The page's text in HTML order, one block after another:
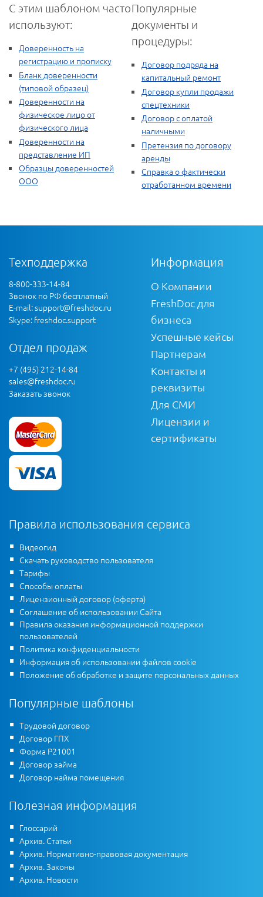
С этим шаблоном часто
используют:
Доверенность на
регистрацию и прописку
Бланк доверенности
(типовой образец)
Доверенности на
физическое лицо от
физического лица
Доверенности на
представление ИП
Образцы доверенностей
ООО
Популярные
документы и
процедуры:
Договор подряда на
капитальный ремонт
Договор купли продажи
спецтехники
Договор с оплатой
наличными
Претензия по договору
аренды
Справка о фактически
отработанном времени
Техподдержка
8-800-333-14-84
Звонок по РФ бесплатный
E-mail:support@freshdoc.ru
Skype: freshdoc.support
Отдел продаж
+7 (495) 212-14-84
sales@freshdoc.ru
Заказать звонок
Информация
О Компании
FreshDoc для
бизнеса
Успешные кейсы
Партнерам
Контакты и
реквизиты
Для СМИ
Лицензии и
сертификаты
Правила использования сервиса
Видеогид
Скачать руководство пользователя
Тарифы
Способы оплаты
Лицензионный договор (оферта)
Соглашение об использовании Сайта
Правила оказания информационной поддержки
пользователей
Политика конфиденциальности
Информация об использовании файлов cookie
Положение об обработке и защите персональных данных
Популярные шаблоны
Трудовой договор
Договор ГПХ
Форма Р21001
Договор займа
Договор найма помещения
Полезная информация
Глоссарий
Архив. Статьи
Архив. Нормативно-правовая документация
Архив. Законы
Архив. Новости